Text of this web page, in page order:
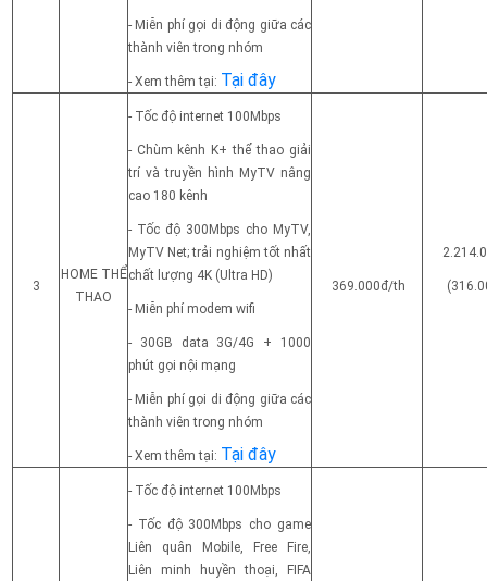
- Miễn phí gọi di động giữa các
thành viên trong nhóm
- Xem thêm tại: Tại đây
3
HOME THỂ
THAO
- Tốc độ internet 100Mbps
- Chùm kênh K+ thể thao giải
trí và truyền hình MyTV nâng
cao 180 kênh
- Tốc độ 300Mbps cho MyTV,
MyTV Net; trải nghiệm tốt nhất
chất lượng 4K (Ultra HD)
- Miễn phí modem wifi
- 30GB data 3G/4G + 1000
phút gọi nội mạng
- Miễn phí gọi di động giữa các
thành viên trong nhóm
- Xem thêm tại: Tại đây
369.000đ/th
- Tốc độ internet 100Mbps
- Tốc độ 300Mbps cho game
Liên quân Mobile, Free Fire,
Liên minh huyền thoại, FIFA